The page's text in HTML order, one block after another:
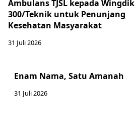
Ambulans TJSL kepada Wingdik
300/Teknik untuk Penunjang
Kesehatan Masyarakat ​
31 Juli 2026
Enam Nama, Satu Amanah
31 Juli 2026